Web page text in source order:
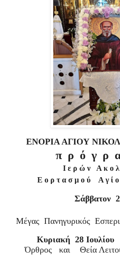
ΕΝΟΡΙΑ ΑΓΙΟΥ
π ρ ό γ ρ
Ι ε ρ ώ ν Α κ ο λ
Ε ο ρ τ α σ μ ο ύ Α γ ί ο
Σάββατον
Μέγας Πανηγυρικός
Κυριακή 28 Ιουλίου
Όρθρος και Θεία